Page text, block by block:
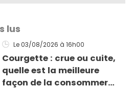
lus
Le 03/08/2026 à 16h00
Courgette : crue ou cuite,
quelle est la meilleure
façon de la consommer